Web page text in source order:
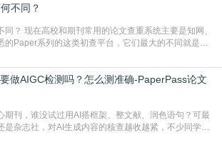
网络原创内容，AI输出内容时很容易无意识拼接出重
不同？
要是知网、
的Paper系列的这类初查平台，它们最大的不同就是数
）是学校定稿检测的绝对主流。本科用PMLC，含大学
学长论文，硕博用VIP/TMLC，含学术论文联合比对
做AIGC检测吗？怎么测准确-PaperPass论文
期刊，谁没试过用AI搭框架、整文献、润色语句？可最
杂志社，对AI生成内容的核查越收越紧，不少同学投